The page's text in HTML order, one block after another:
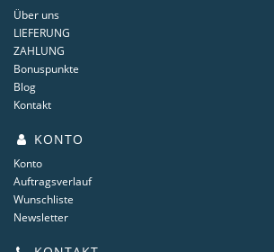
Über uns
LIEFERUNG
ZAHLUNG
Bonuspunkte
Blog
Kontakt
KONTO
Konto
Auftragsverlauf
Wunschliste
Newsletter